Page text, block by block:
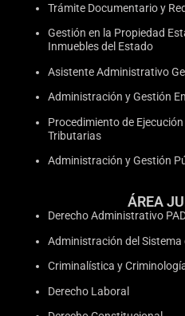
Trámite Documentario y
Gestión en la Propiedad
Inmuebles del Estado
Asistente Administrativo
Administración y Gestión
Procedimiento de
Tributarias
Administración y Gestión
ÁREA
Derecho Administrativo
Administración del Sistema
Criminalística y
Derecho Laboral